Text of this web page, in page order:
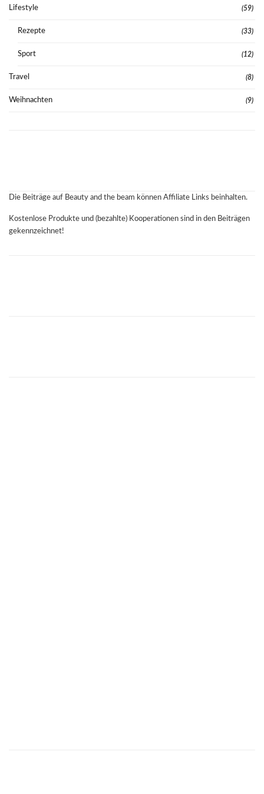
Lifestyle (59)
Rezepte (33)
Sport (12)
Travel (8)
Weihnachten (9)
Die Beiträge auf Beauty and the beam können Affiliate Links beinhalten.
Kostenlose Produkte und (bezahlte) Kooperationen sind in den Beiträgen
gekennzeichnet!